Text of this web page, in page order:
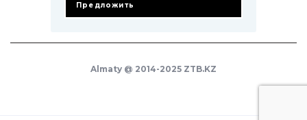
Предложить
Almaty @ 2014-2025 ZTB.KZ